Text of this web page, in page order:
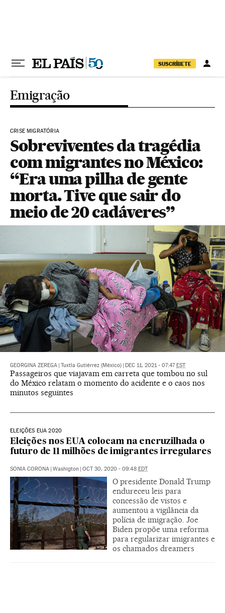
SUSCRÍBETE
Emigração
CRISE MIGRATÓRIA
Sobreviventes da tragédia
com migrantes no México:
“Era uma pilha de gente
morta. Tive que sair do
meio de 20 cadáveres”
GEORGINA ZEREGA Tuxtla Gutiérrez (México) DEC 11, 2021 - 07:47 EST
Passageiros que viajavam em carreta que tombou no sul
do México relatam o momento do acidente e o caos nos
minutos seguintes
ELEIÇÕES EUA 2020
Eleições nos EUA colocam na encruzilhada o
futuro de 11 milhões de imigrantes irregulares
SONIA CORONA Washigton OCT 30, 2020 - 09:48 EDT
O presidente Donald Trump
endureceu leis para
concessão de vistos e
aumentou a vigilância da
polícia de imigração. Joe
Biden propõe uma reforma
para regularizar imigrantes e
os chamados dreamers